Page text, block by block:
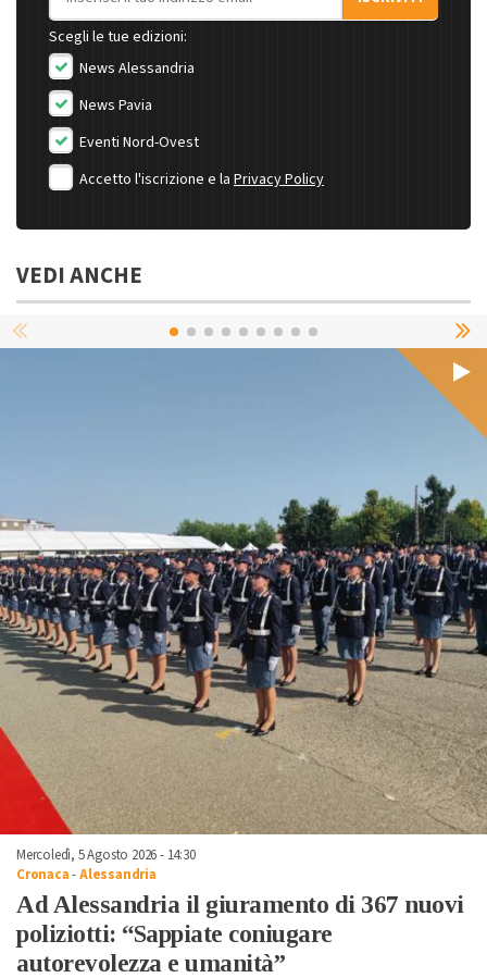
Scegli le tue edizioni:
News Alessandria
News Pavia
Eventi Nord-Ovest
Accetto l'iscrizione e la Privacy Policy
VEDI ANCHE
Mercoledì, 5 Agosto 2026 - 14:30
Cronaca-Alessandria
Ad Alessandria il giuramento di 367 nuovi
poliziotti: “Sappiate coniugare
autorevolezza e umanità”